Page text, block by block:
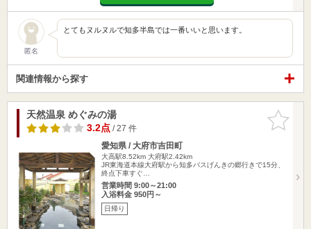
匿名
とてもヌルヌルで知多半島では一番いいと思います。
関連情報から探す
お気に入
りに追加
天然温泉 めぐみの湯
3.2点/ 27 件
愛知県 / 大府市吉田町
大高駅8.52km 大府駅2.42km
JR東海道本線大府駅から知多バスげんきの郷行きで15分、
終点下車すぐ…
営業時間 9:00～21:00
入浴料金 950円～
日帰り